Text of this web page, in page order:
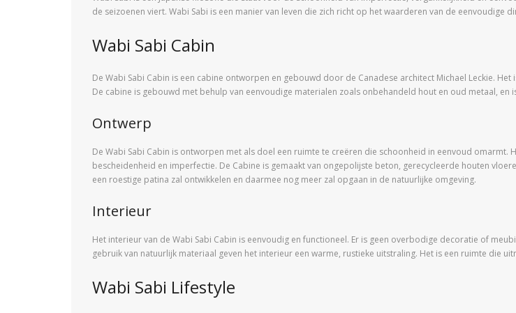
de seizoenen viert. Wabi Sabi is een manier van leven die zich richt op het waarderen van de eenvoudige
Wabi Sabi Cabin
De Wabi Sabi Cabin is een cabine ontworpen en gebouwd door de Canadese architect Michael Leckie.
De cabine is gebouwd met behulp van eenvoudige materialen zoals onbehandeld hout en oud metaal,
Ontwerp
De Wabi Sabi Cabin is ontworpen met als doel een ruimte te creëren die schoonheid in eenvoud
bescheidenheid en imperfectie. De Cabine is gemaakt van ongepolijste beton, gerecycleerde houten
een roestige patina zal ontwikkelen en daarmee nog meer zal opgaan in de natuurlijke omgeving.
Interieur
Het interieur van de Wabi Sabi Cabin is eenvoudig en functioneel. Er is geen overbodige decoratie of
gebruik van natuurlijk materiaal geven het interieur een warme, rustieke uitstraling. Het is een ruimte die
Wabi Sabi Lifestyle